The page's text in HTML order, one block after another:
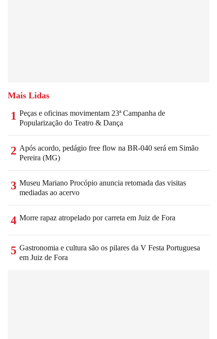
Mais Lidas
1 Peças e oficinas movimentam 23ª Campanha de
Popularização do Teatro & Dança
2 Após acordo, pedágio free flow na BR-040 será em Simão
Pereira (MG)
3 Museu Mariano Procópio anuncia retomada das visitas
mediadas ao acervo
4 Morre rapaz atropelado por carreta em Juiz de Fora
5 Gastronomia e cultura são os pilares da V Festa Portuguesa
em Juiz de Fora